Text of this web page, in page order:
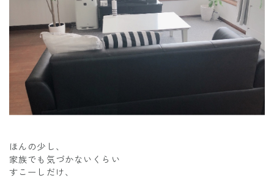
ほんの少し、
家族でも気づかないくらい
すこーしだけ、